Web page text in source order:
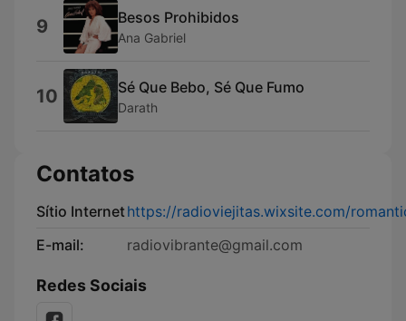
9 Besos Prohibidos
Ana Gabriel
10 Sé Que Bebo, Sé Que Fumo
Darath
Contatos
Sítio Internethttps://radioviejitas.wixsite.com/
E-mail:
radiovibrante@gmail.com
Redes Sociais